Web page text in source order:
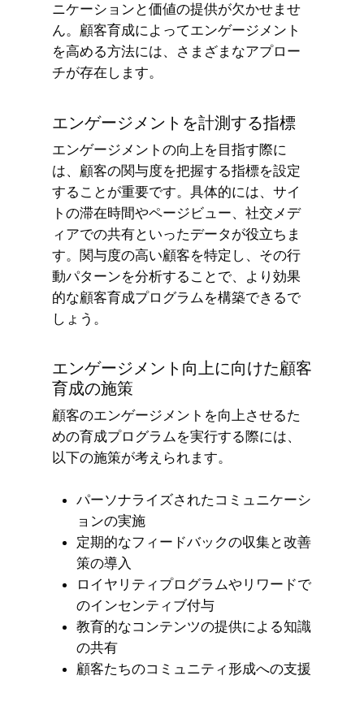
ニケーションと価値の提供が欠かせませ
ん。顧客育成によってエンゲージメント
を高める方法には、さまざまなアプロー
チが存在します。
エンゲージメントを計測する指標
エンゲージメントの向上を目指す際に
は、顧客の関与度を把握する指標を設定
することが重要です。具体的には、サイ
トの滞在時間やページビュー、社交メデ
ィアでの共有といったデータが役立ちま
す。関与度の高い顧客を特定し、その行
動パターンを分析することで、より効果
的な顧客育成プログラムを構築できるで
しょう。
エンゲージメント向上に向けた顧客
育成の施策
顧客のエンゲージメントを向上させるた
めの育成プログラムを実行する際には、
以下の施策が考えられます。
パーソナライズされたコミュニケーシ
ョンの実施
定期的なフィードバックの収集と改善
策の導入
ロイヤリティプログラムやリワードで
のインセンティブ付与
教育的なコンテンツの提供による知識
の共有
顧客たちのコミュニティ形成への支援